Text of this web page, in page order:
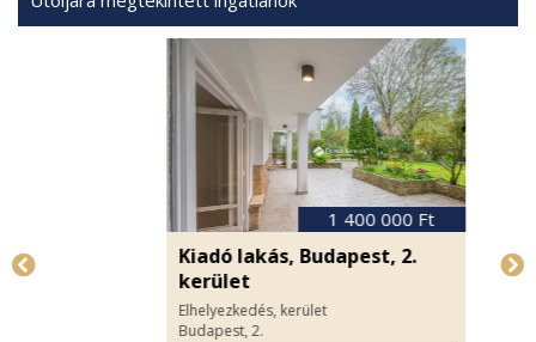
1 400 000 Ft
Kiadó lakás, Budapest, 2.
kerület
Elhelyezkedés, kerület
Budapest, 2.